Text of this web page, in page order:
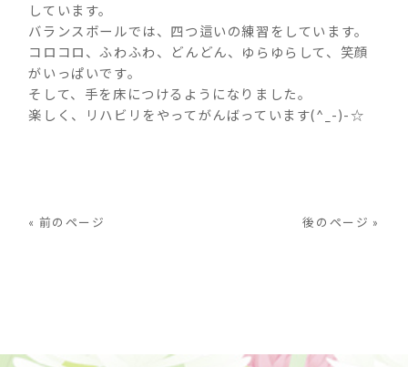
しています。
バランスボールでは、四つ這いの練習をしています。
コロコロ、ふわふわ、どんどん、ゆらゆらして、笑顔
がいっぱいです。
そして、手を床につけるようになりました。
楽しく、リハビリをやってがんばっています(^_-)-☆
« 前のページ 後のページ »